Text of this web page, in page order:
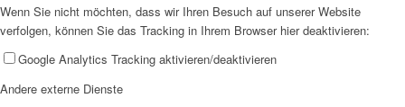
Wenn Sie nicht möchten, dass wir Ihren Besuch auf unserer Website
verfolgen, können Sie das Tracking in Ihrem Browser hier deaktivieren:
Google Analytics Tracking aktivieren/deaktivieren
Andere externe Dienste